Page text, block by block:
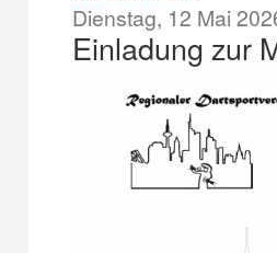
Dienstag, 12 Mai
Einladung zur